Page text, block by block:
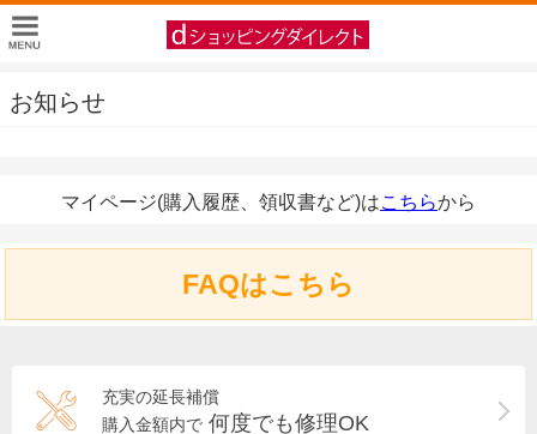
お知らせ
マイページ(購入履歴、領収書など)はこちらから
FAQはこちら
充実の延長補償
購入金額内で 何度でも修理OK